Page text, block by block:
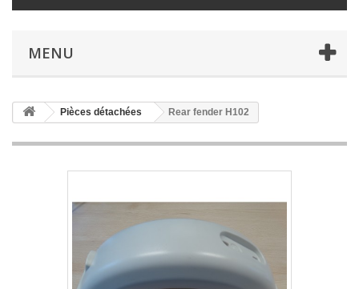
MENU
Pièces détachées Rear fender H102